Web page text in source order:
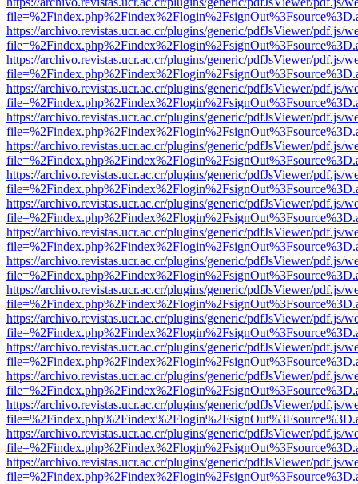
https://archivo.revistas.ucr.ac.cr/plugins/generic/pdfJsViewer/pdf.js/
https://archivo.revistas.ucr.ac.cr/plugins/generic/pdfJsViewer/pdf.js/
https://archivo.revistas.ucr.ac.cr/plugins/generic/pdfJsViewer/pdf.js/
https://archivo.revistas.ucr.ac.cr/plugins/generic/pdfJsViewer/pdf.js/
https://archivo.revistas.ucr.ac.cr/plugins/generic/pdfJsViewer/pdf.js/
https://archivo.revistas.ucr.ac.cr/plugins/generic/pdfJsViewer/pdf.js/
https://archivo.revistas.ucr.ac.cr/plugins/generic/pdfJsViewer/pdf.js/
https://archivo.revistas.ucr.ac.cr/plugins/generic/pdfJsViewer/pdf.js/
https://archivo.revistas.ucr.ac.cr/plugins/generic/pdfJsViewer/pdf.js/
https://archivo.revistas.ucr.ac.cr/plugins/generic/pdfJsViewer/pdf.js/
https://archivo.revistas.ucr.ac.cr/plugins/generic/pdfJsViewer/pdf.js/
https://archivo.revistas.ucr.ac.cr/plugins/generic/pdfJsViewer/pdf.js/
https://archivo.revistas.ucr.ac.cr/plugins/generic/pdfJsViewer/pdf.js/
https://archivo.revistas.ucr.ac.cr/plugins/generic/pdfJsViewer/pdf.js/
https://archivo.revistas.ucr.ac.cr/plugins/generic/pdfJsViewer/pdf.js/
https://archivo.revistas.ucr.ac.cr/plugins/generic/pdfJsViewer/pdf.js/